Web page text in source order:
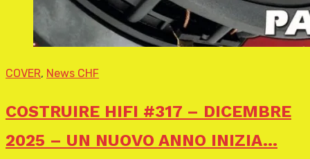
COVER, News CHF
COSTRUIRE HIFI #317 – DICEMBRE
2025 – UN NUOVO ANNO INIZIA…